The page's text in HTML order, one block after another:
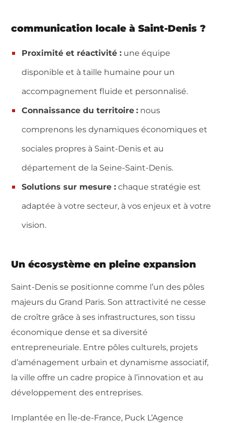
communication locale à Saint-Denis ?
Proximité et réactivité : une équipe
disponible et à taille humaine pour un
accompagnement fluide et personnalisé.
Connaissance du territoire : nous
comprenons les dynamiques économiques et
sociales propres à Saint-Denis et au
département de la Seine-Saint-Denis.
Solutions sur mesure : chaque stratégie est
adaptée à votre secteur, à vos enjeux et à votre
vision.
Un écosystème en pleine expansion
Saint-Denis se positionne comme l’un des pôles
majeurs du Grand Paris. Son attractivité ne cesse
de croître grâce à ses infrastructures, son tissu
économique dense et sa diversité
entrepreneuriale. Entre pôles culturels, projets
d’aménagement urbain et dynamisme associatif,
la ville offre un cadre propice à l’innovation et au
développement des entreprises.
Implantée en Île-de-France, Puck L’Agence